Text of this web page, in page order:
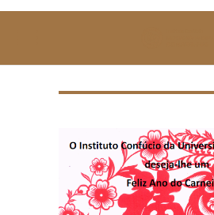
ESTUDAR
NOTÍCIAS
GALERIA